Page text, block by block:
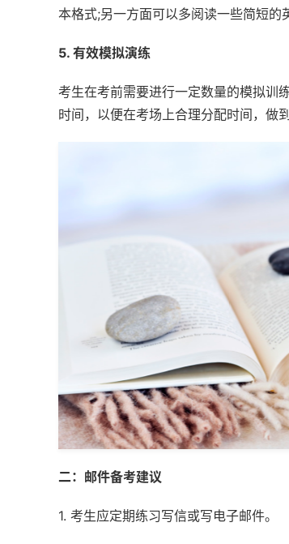
本格式;另一方面可以多阅读一些简短的
5. 有效模拟演练
考生在考前需要进行一定数量的模拟训
时间，以便在考场上合理分配时间，做
二：邮件备考建议
1. 考生应定期练习写信或写电子邮件。